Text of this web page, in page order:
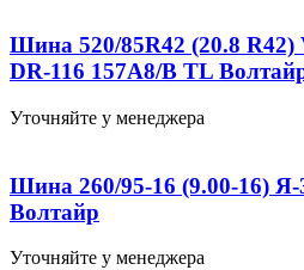
Шина 520/85R42 (20.8
DR-116 157А8/В TL
Уточняйте у менеджера
Шина 260/95-16 (9.00-16)
Волтайр
Уточняйте у менеджера